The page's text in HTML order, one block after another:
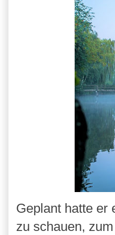
Geplant hatte er
zu schauen,